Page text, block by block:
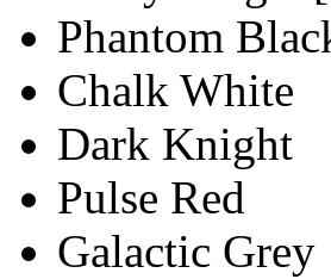
Phantom
Chalk White
Dark Knight
Pulse Red
Galactic Grey